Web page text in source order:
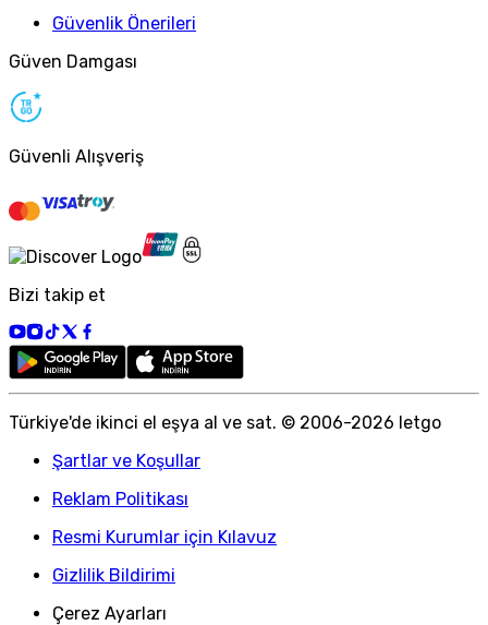
Güvenlik Önerileri
Güven Damgası
Güvenli Alışveriş
Bizi takip et
Türkiye'de ikinci el eşya al ve sat. © 2006-2026 letgo
Şartlar ve Koşullar
Reklam Politikası
Resmi Kurumlar için Kılavuz
Gizlilik Bildirimi
Çerez Ayarları